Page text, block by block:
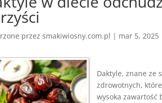
przezsmakiwiosny.com.pl | mar 5, 2025
Daktyle, znane ze
zdrowotnych,
wysoka zawartość